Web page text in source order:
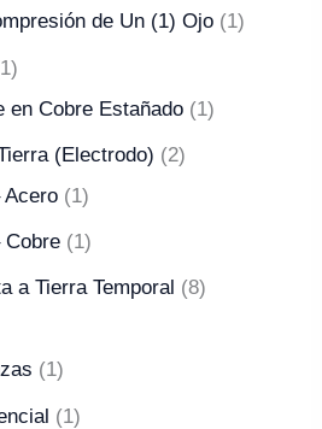
de Un (1) Ojo 1
1
en Cobre Estañado
1
(Electrodo)
2
Acero
1
Cobre 1
a Tierra Temporal
8
1
1